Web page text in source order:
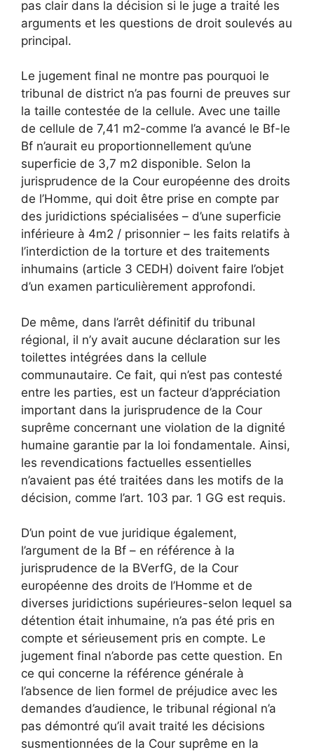
pas clair dans la décision si le juge a traité les
arguments et les questions de droit soulevés au
principal.
Le jugement final ne montre pas pourquoi le
tribunal de district n’a pas fourni de preuves sur
la taille contestée de la cellule. Avec une taille
de cellule de 7,41 m2-comme l’a avancé le Bf-le
Bf n’aurait eu proportionnellement qu’une
superficie de 3,7 m2 disponible. Selon la
jurisprudence de la Cour européenne des droits
de l’Homme, qui doit être prise en compte par
des juridictions spécialisées – d’une superficie
inférieure à 4m2 / prisonnier – les faits relatifs à
l’interdiction de la torture et des traitements
inhumains (article 3 CEDH) doivent faire l’objet
d’un examen particulièrement approfondi.
De même, dans l’arrêt définitif du tribunal
régional, il n’y avait aucune déclaration sur les
toilettes intégrées dans la cellule
communautaire. Ce fait, qui n’est pas contesté
entre les parties, est un facteur d’appréciation
important dans la jurisprudence de la Cour
suprême concernant une violation de la dignité
humaine garantie par la loi fondamentale. Ainsi,
les revendications factuelles essentielles
n’avaient pas été traitées dans les motifs de la
décision, comme l’art. 103 par. 1 GG est requis.
D’un point de vue juridique également,
l’argument de la Bf – en référence à la
jurisprudence de la BVerfG, de la Cour
européenne des droits de l’Homme et de
diverses juridictions supérieures-selon lequel sa
détention était inhumaine, n’a pas été pris en
compte et sérieusement pris en compte. Le
jugement final n’aborde pas cette question. En
ce qui concerne la référence générale à
l’absence de lien formel de préjudice avec les
demandes d’audience, le tribunal régional n’a
pas démontré qu’il avait traité les décisions
susmentionnées de la Cour suprême en la